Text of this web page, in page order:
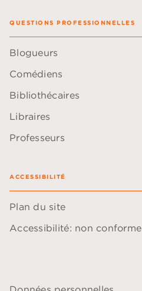
QUESTIONS PROFESSIONNELLES
Blogueurs
Comédiens
Bibliothécaires
Libraires
Professeurs
ACCESSIBILITÉ
Plan du site
Accessibilité: non conforme